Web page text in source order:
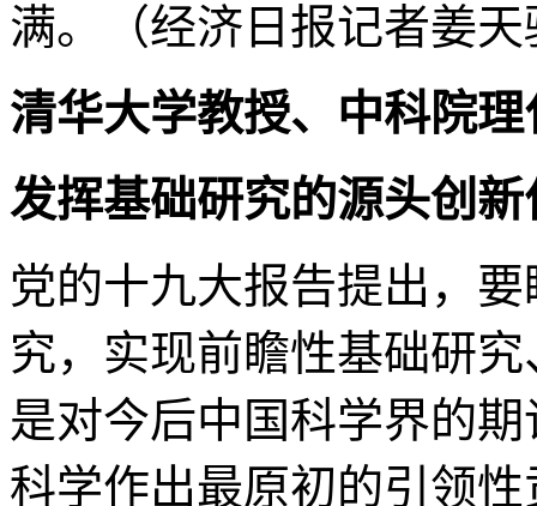
满。（经济日报记者姜天
清华大学教授、中科院
发挥基础研究的源头创新
党的十九大报告提出，
究，实现前瞻性基础研
是对今后中国科学界的
科学作出最原初的引领